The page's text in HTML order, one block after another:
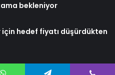
bekleniyor
için hedef fiyatı düşürdükten